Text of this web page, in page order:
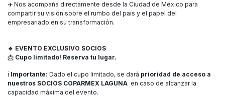
✈️ Nos acompaña directamente desde la Ciudad de México para
compartir su visión sobre el rumbo del país y el papel del
empresariado en su transformación.
🔹 EVENTO EXCLUSIVO SOCIOS​
📩 Cupo limitado! Reserva tu lugar.
ℹ️ Importante: Dado el cupo limitado, se dará prioridad de acceso a
nuestros SOCIOS COPARMEX LAGUNA en caso de alcanzar la
capacidad máxima del evento.